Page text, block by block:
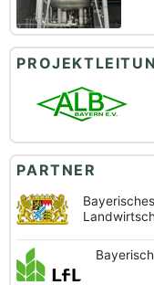
PARTNER